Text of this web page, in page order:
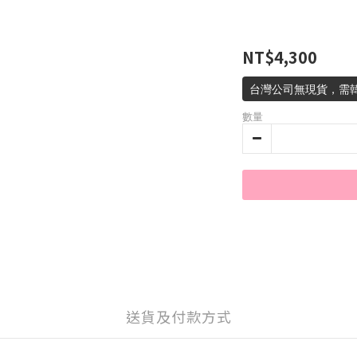
NT$4,300
台灣公司無現貨，需
數量
送貨及付款方式